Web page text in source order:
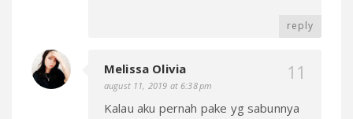
reply
Melissa Olivia
august 11, 2019 at 6:38 pm
Kalau aku pernah pake yg sabunnya